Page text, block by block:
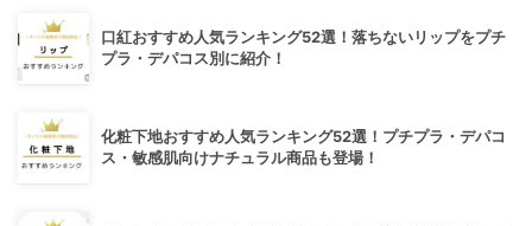
口紅おすすめ人気ランキング52選！落ちないリップをプチ
プラ・デパコス別に紹介！
化粧下地おすすめ人気ランキング52選！プチプラ・デパコ
ス・敏感肌向けナチュラル商品も登場！